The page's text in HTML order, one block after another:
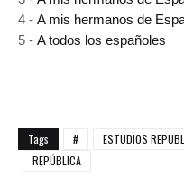
4 - A mis hermanos de
5 - A todos los españoles
Tags # ESTUDIOS
REPÚBLICA